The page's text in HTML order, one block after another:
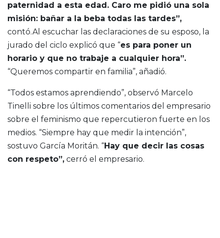
paternidad a esta edad. Caro me pidió una sola
misión: bañar a la beba todas las tardes”,
contó.Al escuchar las declaraciones de su esposo, la
jurado del ciclo explicó que “es para poner un
horario y que no trabaje a cualquier hora”.
“Queremos compartir en familia”, añadió.
“Todos estamos aprendiendo”, observó Marcelo
Tinelli sobre los últimos comentarios del empresario
sobre el feminismo que repercutieron fuerte en los
medios. “Siempre hay que medir la intención”,
sostuvo García Moritán. “Hay que decir las cosas
con respeto”, cerró el empresario.